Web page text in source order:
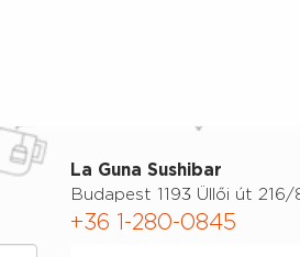
La Guna Sushibar
Budapest 1193 Üllői út 216/
+36 1-280-0845